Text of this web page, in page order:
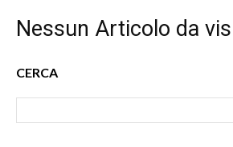
Nessun Articolo da
CERCA